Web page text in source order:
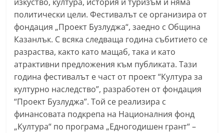
r
y
-
k
a
z
a
n
l
политически цели. Фестивалът се организира от
фондация „Проект Бузлуджа“, заедно с Община
Казанлък. С всяка следваща година събитието се
разраства, както като мащаб, така и като
атрактивни предложения към публиката. Тази
година фестивалът е част от проект “Култура за
културно наследство”, разработен от фондация
“Проект Бузлуджа”. Той се реализира с
финансовата подкрепа на Националния фонд
„Култура“ по програма „Едногодишен грант“ –